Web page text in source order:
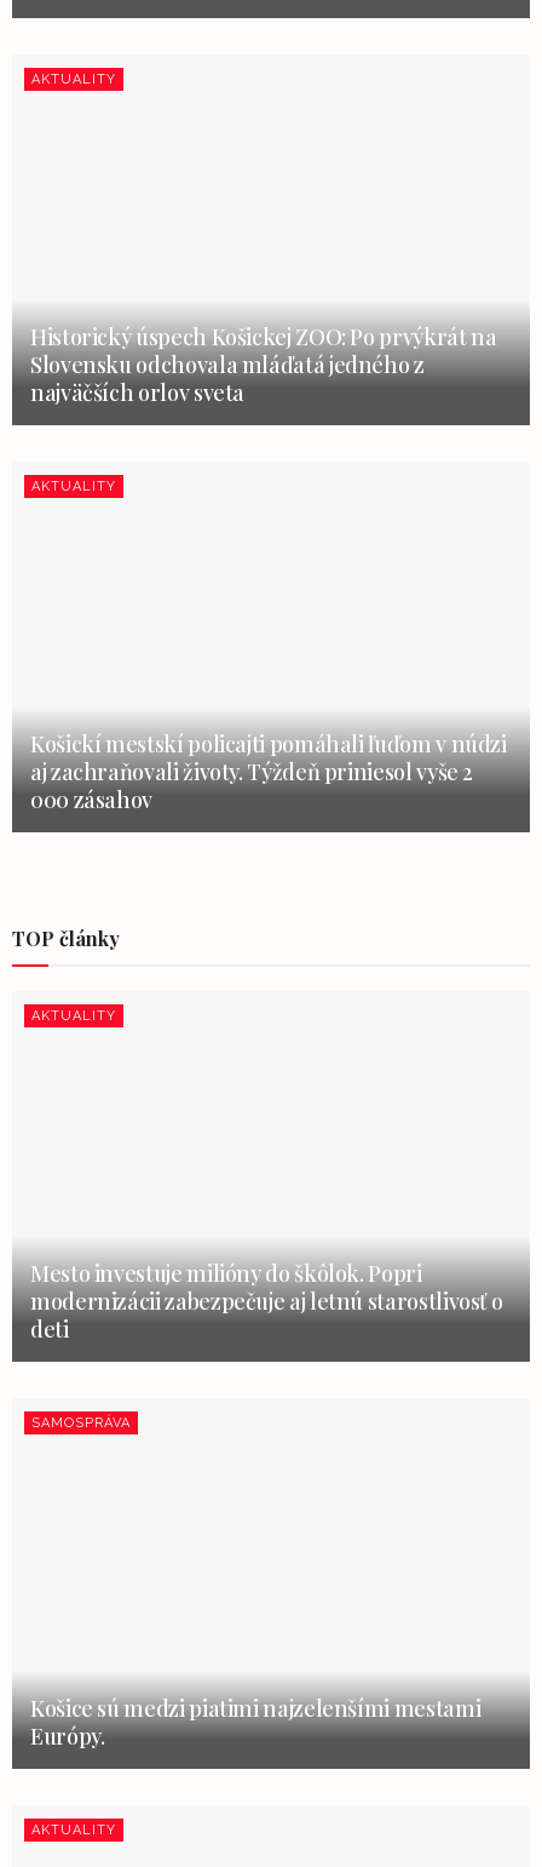
AKTUALITY
Historický úspech Košickej ZOO: Po prvýkrát na
Slovensku odchovala mláďatá jedného z
najväčších orlov sveta
AKTUALITY
Košickí mestskí policajti pomáhali ľuďom v núdzi
aj zachraňovali životy. Týždeň priniesol vyše 2
000 zásahov
TOP články
AKTUALITY
Mesto investuje milióny do škôlok. Popri
modernizácii zabezpečuje aj letnú starostlivosť o
deti
SAMOSPRÁVA
Košice sú medzi piatimi najzelenšími mestami
Európy.
AKTUALITY